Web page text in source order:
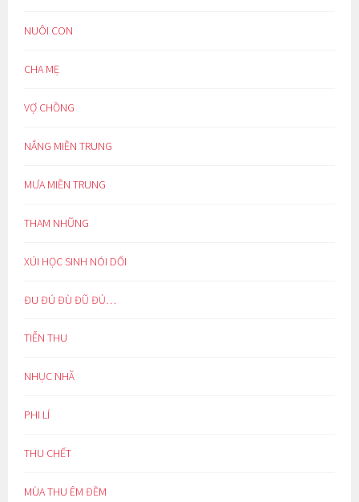
NUÔI CON
CHA MẸ
VỢ CHỒNG
NẮNG MIỀN TRUNG
MƯA MIỀN TRUNG
THAM NHŨNG
XÚI HỌC SINH NÓI DỐI
ĐU ĐÚ ĐÙ ĐŨ ĐỦ…
TIỄN THU
NHỤC NHÃ
PHI LÍ
THU CHẾT
MÙA THU ÊM ĐỀM